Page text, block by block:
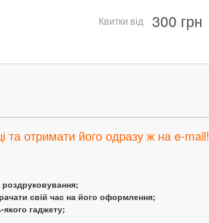
Квитки від 300 грн
та отримати його одразу ж на e-mail!
свій час на його оформлення;
гаджету;